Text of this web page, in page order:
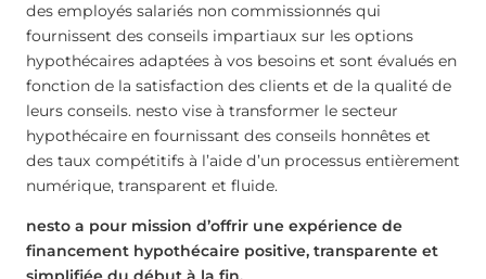
des employés salariés non commissionnés qui
fournissent des conseils impartiaux sur les options
hypothécaires adaptées à vos besoins et sont évalués en
fonction de la satisfaction des clients et de la qualité de
leurs conseils. nesto vise à transformer le secteur
hypothécaire en fournissant des conseils honnêtes et
des taux compétitifs à l’aide d’un processus entièrement
numérique, transparent et fluide.
nesto a pour mission d’offrir une expérience de
financement hypothécaire positive, transparente et